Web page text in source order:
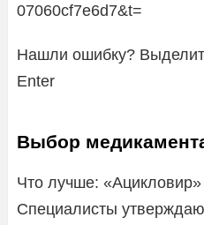
07060cf7e6d7&t=
Нашли ошибку?
Enter
Выбор
Что лучше:
Специалисты